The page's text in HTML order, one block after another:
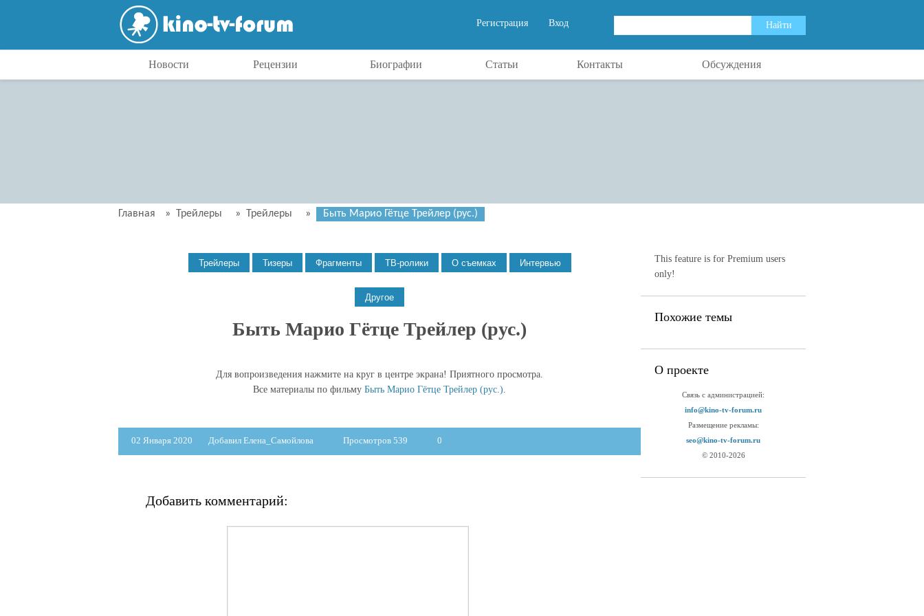
Вход
Регистрация
Новости Рецензии Биографии Статьи Контакты Обсуждения
Главная » Трейлеры » Трейлеры » Быть Марио Гётце Трейлер (рус.)
Быть Марио Гётце Трейлер (рус.)
Для вопроизведения нажмите на круг в центре экрана! Приятного просмотра.
Все материалы по фильму Быть Марио Гётце Трейлер (рус.).
02 Января 2020 Добавил Елена_Самойлова Просмотров 539 0
Добавить комментарий:
This feature is for Premium users
only!
Похожие темы
О проекте
Связь с администрацией:
info@kino-tv-forum.ru
Размещение рекламы:
seo@kino-tv-forum.ru
© 2010-2026